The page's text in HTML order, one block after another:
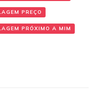
PREÇO
PRÓXIMO A MIM